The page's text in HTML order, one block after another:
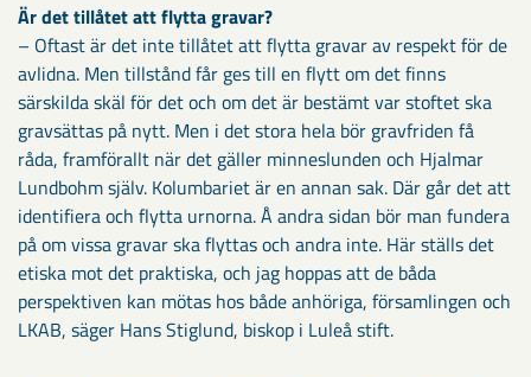
Är det tillåtet att flytta gravar?
– Oftast är det inte tillåtet att flytta gravar av respekt för de
avlidna. Men tillstånd får ges till en flytt om det finns
särskilda skäl för det och om det är bestämt var stoftet ska
gravsättas på nytt. Men i det stora hela bör gravfriden få
råda, framförallt när det gäller minneslunden och Hjalmar
Lundbohm själv. Kolumbariet är en annan sak. Där går det att
identifiera och flytta urnorna. Å andra sidan bör man fundera
på om vissa gravar ska flyttas och andra inte. Här ställs det
etiska mot det praktiska, och jag hoppas att de båda
perspektiven kan mötas hos både anhöriga, församlingen och
LKAB, säger Hans Stiglund, biskop i Luleå stift.